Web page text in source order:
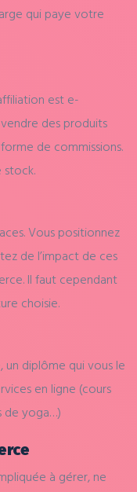
qui paye votre
est e-
des produits
de commissions.
stock.
Vous positionnez
de l’impact de ces
Il faut cependant
choisie.
diplôme qui vous le
en ligne (cours
de yoga…)
à gérer, ne